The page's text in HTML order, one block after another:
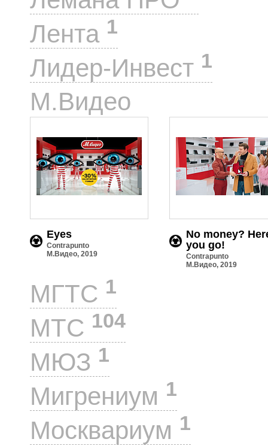
Лента 1
Лидер-Инвест 1
М.Видео
Eyes
Contrapunto
М.Видео, 2019
No money?
you go!
Contrapunto
М.Видео, 2019
МГТС 1
МТС 104
МЮЗ 1
Мигрениум 1
Москвариум 1